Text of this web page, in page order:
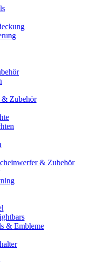
& Zubehör
& Zubehör
& Embleme